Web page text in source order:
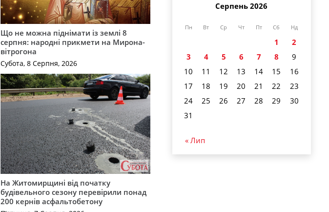
Що не можна піднімати із землі 8
серпня: народні прикмети на Мирона-
вітрогона
Субота, 8 Серпня, 2026
На Житомирщині від початку
будівельного сезону перевірили понад
200 кернів асфальтобетону
Серпень 2026
Пн Вт Ср Чт Пт Сб Нд
1
2
3
4 5 6 7 8
9
10
11 12 13 14 15
16
17
18 19 20 21 22
23
24
25 26 27 28 29
30
31
« Лип